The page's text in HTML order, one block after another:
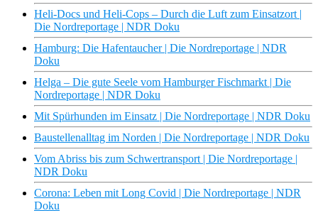
Heli-Docs und Heli-Cops – Durch die Luft zum Einsatzort |
Die Nordreportage | NDR Doku
Hamburg: Die Hafentaucher | Die Nordreportage | NDR
Doku
Helga – Die gute Seele vom Hamburger Fischmarkt | Die
Nordreportage | NDR Doku
Mit Spürhunden im Einsatz | Die Nordreportage | NDR Doku
Baustellenalltag im Norden | Die Nordreportage | NDR Doku
Vom Abriss bis zum Schwertransport | Die Nordreportage |
NDR Doku
Corona: Leben mit Long Covid | Die Nordreportage | NDR
Doku